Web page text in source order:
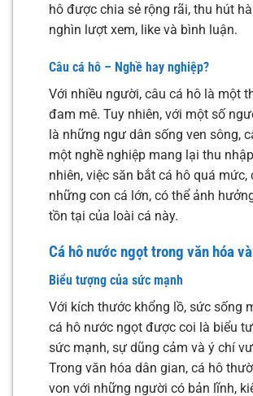
hô được chia sẻ rộng rãi, thu hút
nghìn lượt xem, like và bình luận.
Câu cá hô – Nghề hay nghiệp?
Với nhiều người, câu cá hô là một
đam mê. Tuy nhiên, với một số
là những ngư dân sống ven sông,
một nghề nghiệp mang lại thu
nhiên, việc săn bắt cá hô quá mức,
những con cá lớn, có thể ảnh
tồn tại của loài cá này.
Cá hô nước ngọt trong văn hóa
Biểu tượng của sức mạnh
Với kích thước khổng lồ, sức sống
cá hô nước ngọt được coi là biểu
sức mạnh, sự dũng cảm và ý chí
Trong văn hóa dân gian, cá hô
von với những người có bản lĩnh,